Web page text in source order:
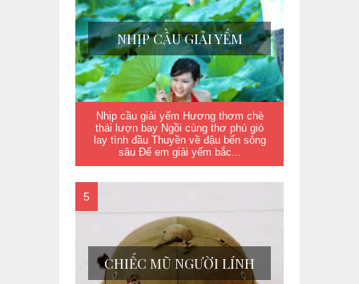
NHỊP CẦU GIẢI YẾM
Nhịp cầu giải yếm Hương thơm chè
thái lượn bay Ngồi cùng thơ phú gió
lay tình đầu Thuyền về đậu bến sông
sâu Để em giải yếm bắc...
CHIẾC MŨ NGƯỜI LÍNH